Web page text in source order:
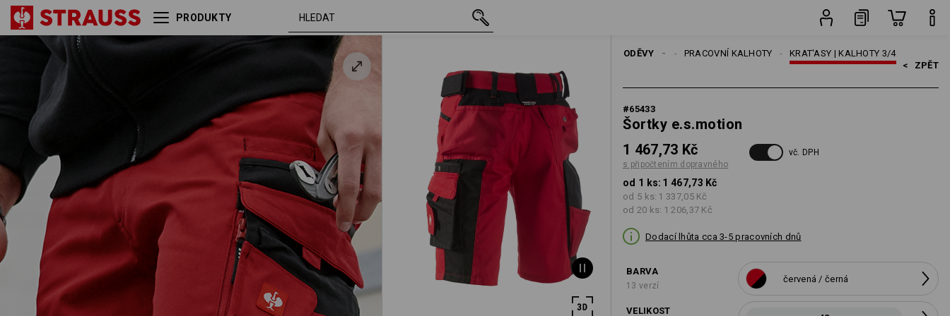
PRODUKTY
ODĚVY KRAT'ASY | KALHOTY 3/4
PRACOVNÍ KALHOTY
MUŽI
< ZPĚT
#65433
Šortky e.s.motion
1 467,73 Kč
s připočtením dopravného
vč. DPH
od 1 ks: 1 467,73 Kč
od 5 ks: 1 337,05 Kč
od 20 ks: 1 206,37 Kč
Dodací lhůta cca 3-5 pracovních dnů
BARVA
13 verzí
červená / černá
VELIKOST
Šortky e.s.motion
černá
42 1 467,73 Kč